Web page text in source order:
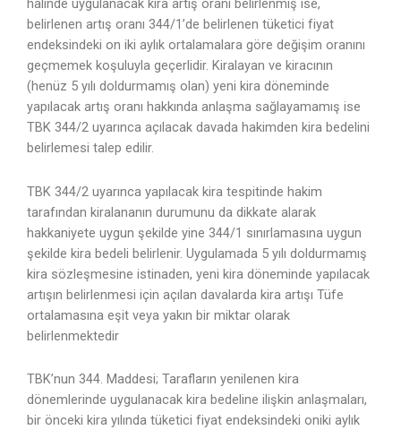
halinde uygulanacak kira artış oranı belirlenmiş ise,
belirlenen artış oranı 344/1’de belirlenen tüketici fiyat
endeksindeki on iki aylık ortalamalara göre değişim oranını
geçmemek koşuluyla geçerlidir. Kiralayan ve kiracının
(henüz 5 yılı doldurmamış olan) yeni kira döneminde
yapılacak artış oranı hakkında anlaşma sağlayamamış ise
TBK 344/2 uyarınca açılacak davada hakimden kira bedelini
belirlemesi talep edilir.
TBK 344/2 uyarınca yapılacak kira tespitinde hakim
tarafından kiralananın durumunu da dikkate alarak
hakkaniyete uygun şekilde yine 344/1 sınırlamasına uygun
şekilde kira bedeli belirlenir. Uygulamada 5 yılı doldurmamış
kira sözleşmesine istinaden, yeni kira döneminde yapılacak
artışın belirlenmesi için açılan davalarda kira artışı Tüfe
ortalamasına eşit veya yakın bir miktar olarak
belirlenmektedir
TBK’nun 344. Maddesi; Tarafların yenilenen kira
dönemlerinde uygulanacak kira bedeline ilişkin anlaşmaları,
bir önceki kira yılında tüketici fiyat endeksindeki oniki aylık